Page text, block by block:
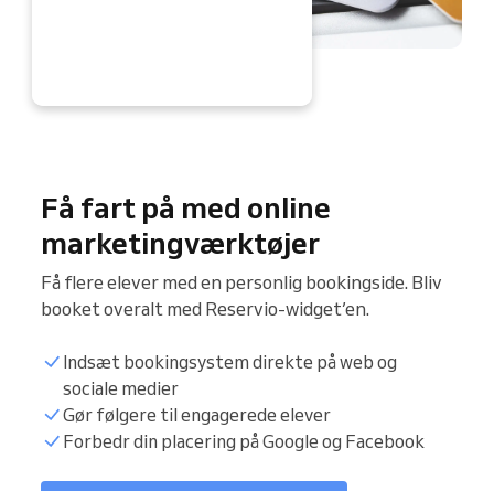
Få fart på med online
marketingværktøjer
Få flere elever med en personlig bookingside. Bliv
booket overalt med Reservio-widget’en.
Indsæt bookingsystem direkte på web og
sociale medier
Gør følgere til engagerede elever
Forbedr din placering på Google og Facebook